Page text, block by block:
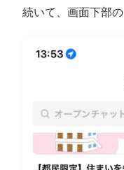
続いて、画面下部の